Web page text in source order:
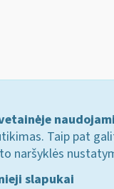
Taip pat
naršyklės
slapukai